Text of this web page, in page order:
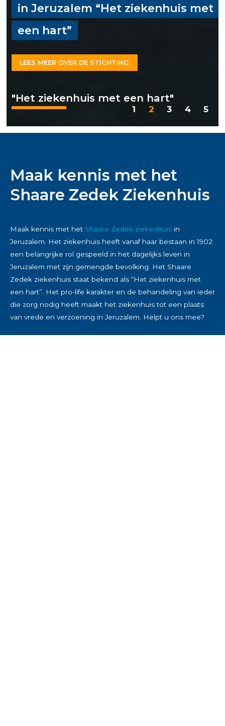
in Jeruzalem “Het ziekenhuis met
een hart”
LEES MEER OVER DE STICHTING
"Het ziekenhuis met een hart"
1 2 3 4 5
Maak kennis met het
Shaare Zedek Ziekenhuis
Maak kennis met het Shaare Zedek ziekenhuis in
Jeruzalem. Het ziekenhuis heeft vanaf haar bestaan in 1902
een belangrijke rol gespeeld in het dagelijks leven in
Jeruzalem met zijn gemengde bevolking. Het Shaare
Zedek ziekenhuis staat bekend als “Het ziekenhuis met
een hart”. Het pro-life karakter en de behandeling van ieder
die zorg nodig heeft maakt het ziekenhuis tot een plaats
van vrede en verzoening in Jeruzalem. Helpt u ons mee?